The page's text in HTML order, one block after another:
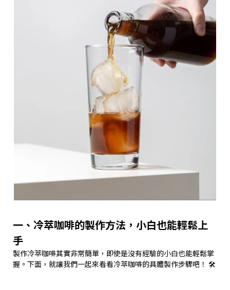
一、冷萃咖啡的製作方法，小白也能輕鬆上
手
製作冷萃咖啡其實非常簡單，即使是沒有經驗的小白也能輕鬆掌
握。下面，就讓我們一起來看看冷萃咖啡的具體製作步驟吧！ 🛠️